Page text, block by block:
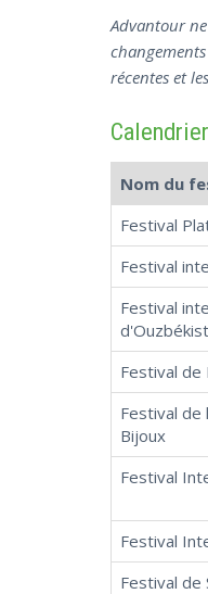
Advantour
récentes et
Nom du
Festival
Festival
Festival
Festival de
Festival
Bijoux
Festival
Festival
Festival de